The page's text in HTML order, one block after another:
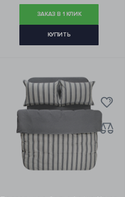
ЗАКАЗ В 1 КЛИК
КУПИТЬ